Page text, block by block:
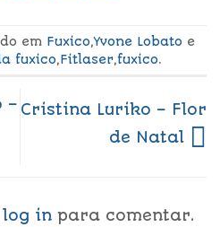
em Fuxico,Yvone Lobato e
fuxico,Fitlaser,fuxico.
– Cristina Luriko – Flor
de Natal
log in para comentar.